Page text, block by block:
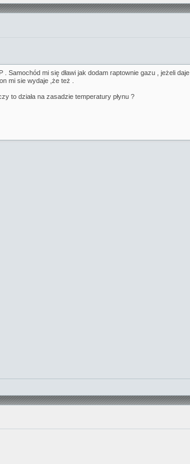
Samochód mi się dławi jak dodam raptownie gazu , jeżeli daje
mi sie wydaje ,że też .
to działa na zasadzie temperatury płynu ?